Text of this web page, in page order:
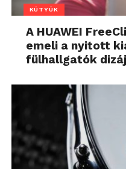
KÜTYÜK
A HUAWEI
emeli a nyitott
fülhallgatók